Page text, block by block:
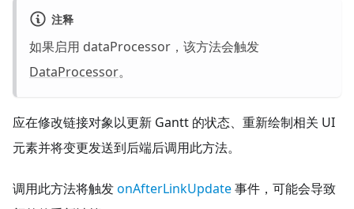
注释
如果启用 dataProcessor，该方法会触发
DataProcessor。
应在修改链接对象以更新 Gantt 的状态、重新绘制相关 UI
元素并将变更发送到后端后调用此方法。
调用此方法将触发onAfterLinkUpdate事件，可能会导致